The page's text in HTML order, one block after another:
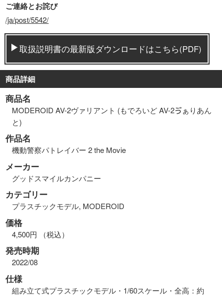
ご連絡とお詫び
/ja/post/5542/
取扱説明書の最新版ダウンロードはこちら(PDF)
商品詳細
商品名
MODEROID AV-2ヴァリアント (もでろいど AV-2ゔぁりあん
と)
作品名
機動警察パトレイバー 2 the Movie
メーカー
グッドスマイルカンパニー
カテゴリー
プラスチックモデル, MODEROID
価格
4,500円 （税込）
発売時期
2022/08
仕様
組み立て式プラスチックモデル・1/60スケール・全高：約